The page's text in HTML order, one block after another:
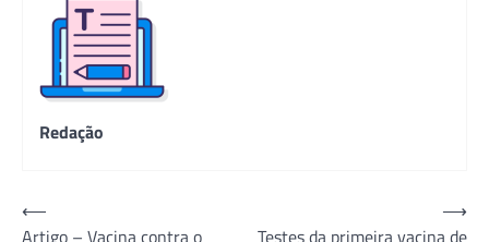
Redação
Navegação
⟵
Artigo – Vacina contra o
Testes da primeira vacina de
⟶